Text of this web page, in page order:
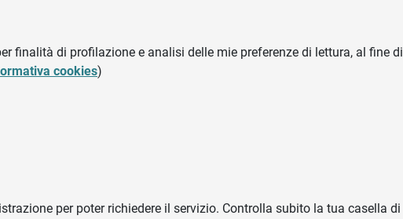
finalità di profilazione e analisi delle mie preferenze di lettura, al fine di
cookies)
per poter richiedere il servizio. Controlla subito la tua casella di